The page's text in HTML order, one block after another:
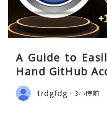
A Guide to
Hand GitHub
trdgfdg 3小時前